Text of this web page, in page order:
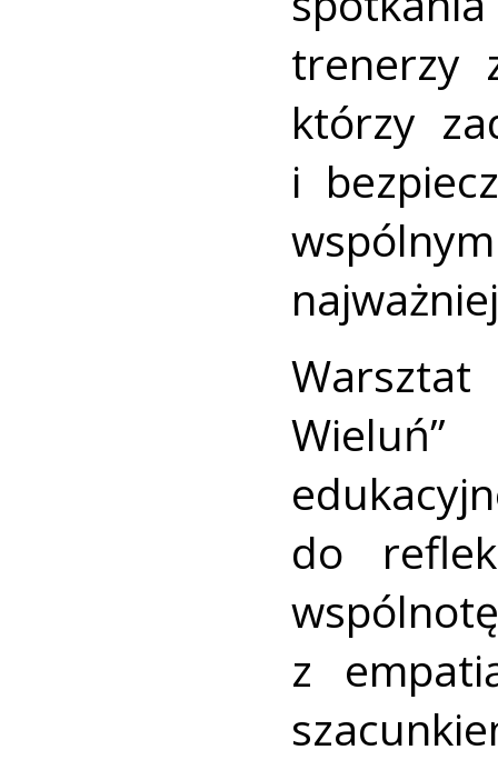
trenerzy
którzy
i
do
z